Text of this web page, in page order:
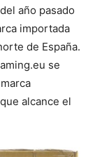
año pasado
importada
de España.
se
alcance el